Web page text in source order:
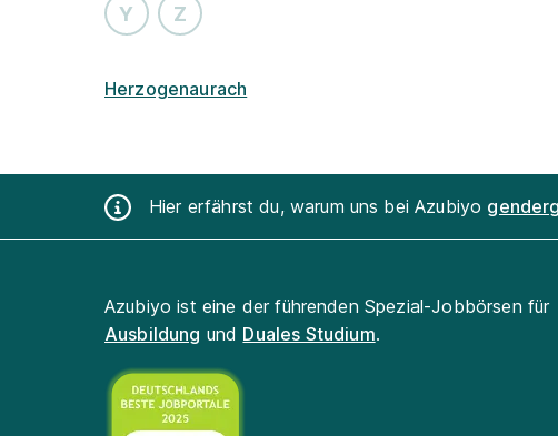
Y Z
Herzogenaurach
Hier erfährst du, warum uns bei Azubiyo
Azubiyo ist eine der führenden Spezial-Jobbörsen für
Ausbildung und Duales Studium.